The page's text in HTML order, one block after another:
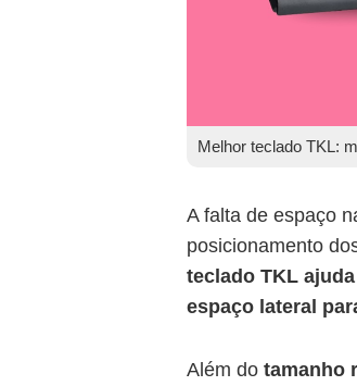
Melhor teclado TKL:
A falta de espaço
posicionamento
teclado TKL
espaço lateral
Além do tamanho